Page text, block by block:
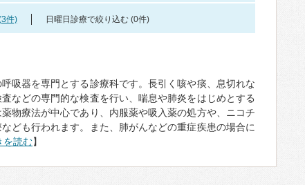
件) 日曜日診療で絞り込む (0件)
吸器を専門とする診療科です。長引く咳や痰、息切れな
などの専門的な検査を行い、喘息や肺炎をはじめとする
物療法が中心であり、内服薬や吸入薬の処方や、ニコチ
ども行われます。また、肺がんなどの重症疾患の場合に
を読む】